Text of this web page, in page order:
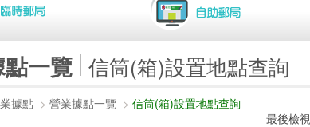
一覽 信筒(箱)設置地點查詢
據點 > 營業據點一覽 > 信筒(箱)設置地點查詢
最後檢